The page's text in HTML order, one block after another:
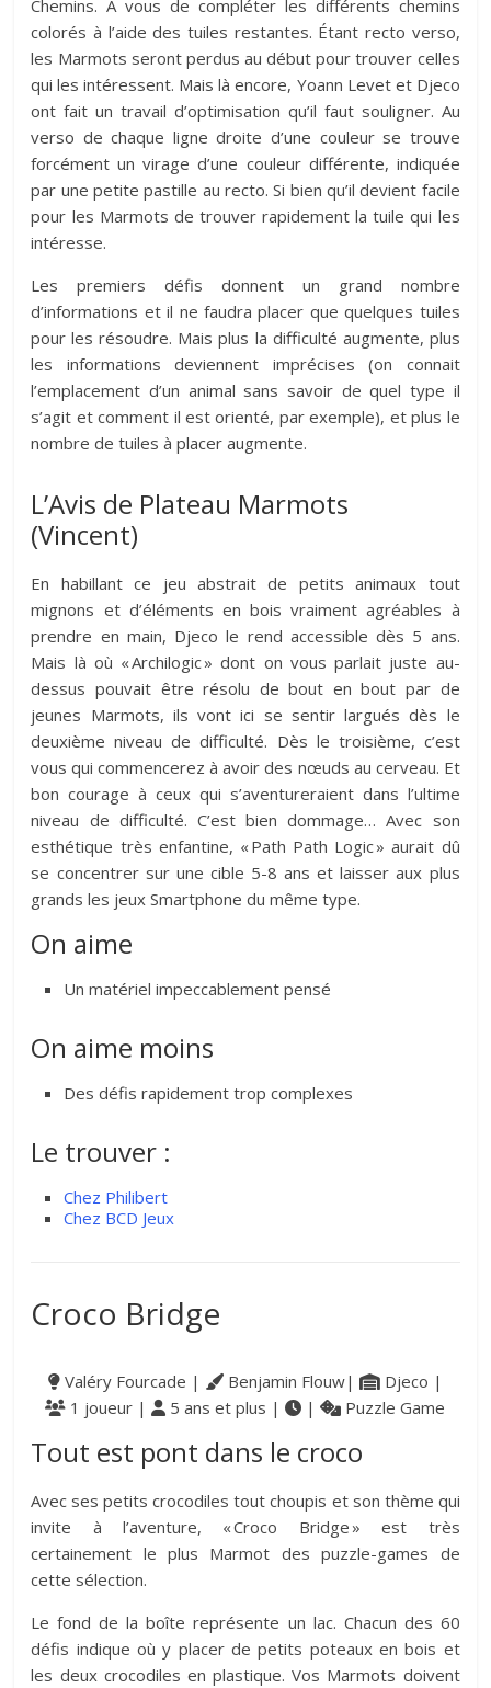
Chemins. À vous de compléter les différents chemins
colorés à l’aide des tuiles restantes. Étant recto verso,
les Marmots seront perdus au début pour trouver celles
qui les intéressent. Mais là encore, Yoann Levet et Djeco
ont fait un travail d’optimisation qu’il faut souligner. Au
verso de chaque ligne droite d’une couleur se trouve
forcément un virage d’une couleur différente, indiquée
par une petite pastille au recto. Si bien qu’il devient facile
pour les Marmots de trouver rapidement la tuile qui les
intéresse.
Les premiers défis donnent un grand nombre
d’informations et il ne faudra placer que quelques tuiles
pour les résoudre. Mais plus la difficulté augmente, plus
les informations deviennent imprécises (on connait
l’emplacement d’un animal sans savoir de quel type il
s’agit et comment il est orienté, par exemple), et plus le
nombre de tuiles à placer augmente.
L’Avis de Plateau Marmots
(Vincent)
En habillant ce jeu abstrait de petits animaux tout
mignons et d’éléments en bois vraiment agréables à
prendre en main, Djeco le rend accessible dès 5 ans.
Mais là où « Archilogic » dont on vous parlait juste au-
dessus pouvait être résolu de bout en bout par de
jeunes Marmots, ils vont ici se sentir largués dès le
deuxième niveau de difficulté. Dès le troisième, c’est
vous qui commencerez à avoir des nœuds au cerveau. Et
bon courage à ceux qui s’aventureraient dans l’ultime
niveau de difficulté. C’est bien dommage… Avec son
esthétique très enfantine, « Path Path Logic » aurait dû
se concentrer sur une cible 5-8 ans et laisser aux plus
grands les jeux Smartphone du même type.
On aime
Un matériel impeccablement pensé
On aime moins
Des défis rapidement trop complexes
Le trouver :
Chez Philibert
Chez BCD Jeux
Croco Bridge
Valéry Fourcade | Benjamin Flouw|
Djeco |
1 joueur |
5 ans et plus | | Puzzle Game
Tout est pont dans le croco
Avec ses petits crocodiles tout choupis et son thème qui
invite à l’aventure, « Croco Bridge » est très
certainement le plus Marmot des puzzle-games de
cette sélection.
Le fond de la boîte représente un lac. Chacun des 60
défis indique où y placer de petits poteaux en bois et
les deux crocodiles en plastique. Vos Marmots doivent